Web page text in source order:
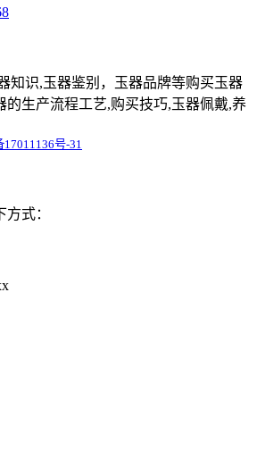
知识,玉器鉴别，玉器品牌等购买玉器
的生产流程工艺,购买技巧,玉器佩戴,养
17011136号-31
式：